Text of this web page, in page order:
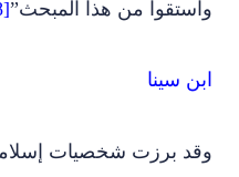
واستقوا من هذا المبحث”[8].
ابن سينا
وقد برزت شخصيات